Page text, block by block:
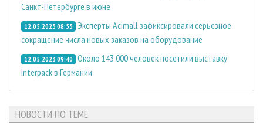
Санкт-Петербурге в июне
12.05.2023 08:55
Эксперты Acimall зафиксировали серьезное
сокращение числа новых заказов на оборудование
12.05.2023 09:40 Около 143 000 человек посетили выставку
Interpack в Германии
НОВОСТИ ПО ТЕМЕ